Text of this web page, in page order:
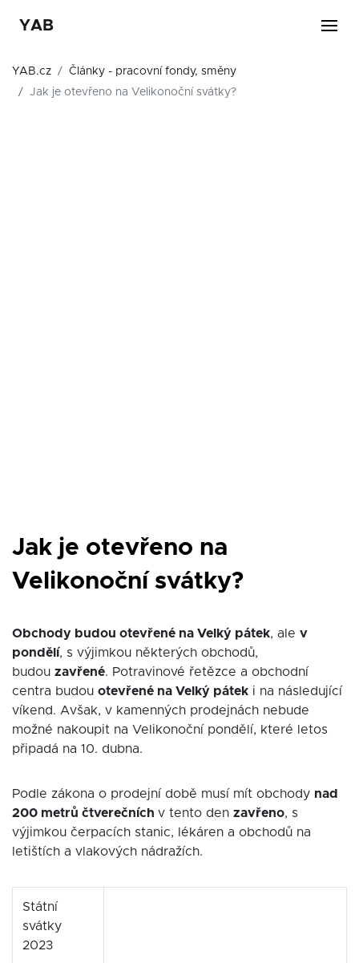
YAB
YAB.cz
Články - pracovní fondy, směny
Jak je otevřeno na Velikonoční svátky?
Jak je otevřeno na
Velikonoční svátky?
Obchody budou otevřené na Velký pátek, ale v
pondělí, s výjimkou některých obchodů,
budou zavřené. Potravinové řetězce a obchodní
centra budou otevřené na Velký pátek i na následující
víkend. Avšak, v kamenných prodejnách nebude
možné nakoupit na Velikonoční pondělí, které letos
připadá na 10. dubna.
Podle zákona o prodejní době musí mít obchody nad
200 metrů čtverečních v tento den zavřeno, s
výjimkou čerpacích stanic, lékáren a obchodů na
letištích a vlakových nádražích.
Státní
svátky
2023